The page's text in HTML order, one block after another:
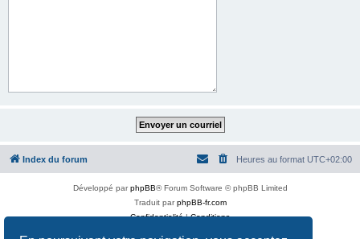
Index du forum Heures au format UTC+02:00
Développé parphpBB® Forum Software © phpBB Limited
Traduit parphpBB-fr.com
Confidentialité|Conditions